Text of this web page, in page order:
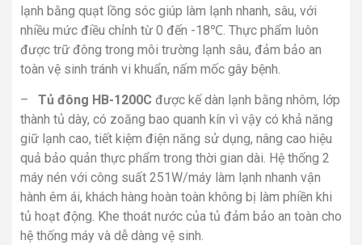
lạnh bằng quạt lồng sóc giúp làm lạnh nhanh, sâu, với
nhiều mức điều chỉnh từ 0 đến -18℃. Thực phẩm luôn
được trữ đông trong môi trường lạnh sâu, đảm bảo an
toàn vệ sinh tránh vi khuẩn, nấm mốc gây bệnh.
– Tủ đông HB-1200C được kế dàn lạnh bằng nhôm, lớp
thành tủ dày, có zoăng bao quanh kín vì vậy có khả năng
giữ lạnh cao, tiết kiệm điện năng sử dụng, nâng cao hiệu
quả bảo quản thực phẩm trong thời gian dài. Hệ thống 2
máy nén với công suất 251W/máy làm lạnh nhanh vận
hành êm ái, khách hàng hoàn toàn không bị làm phiền khi
tủ hoạt động. Khe thoát nước của tủ đảm bảo an toàn cho
hệ thống máy và dễ dàng vệ sinh.